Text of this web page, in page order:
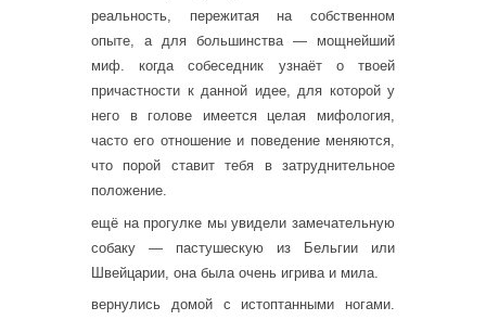
реальность, пережитая на собственном
опыте, а для большинства — мощнейший
миф. когда собеседник узнаёт о твоей
причастности к данной идее, для которой у
него в голове имеется целая мифология,
часто его отношение и поведение меняются,
что порой ставит тебя в затруднительное
положение.
ещё на прогулке мы увидели замечательную
собаку — пастушескую из Бельгии или
Швейцарии, она была очень игрива и мила.
вернулись домой с истоптанными ногами.